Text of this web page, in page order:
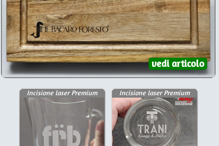
vedi articolo
Incisione laser Premium Incisione laser Premium